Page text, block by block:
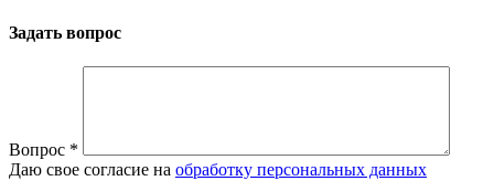
Задать вопрос
Вопрос *
Даю свое согласие на обработку персональных данных